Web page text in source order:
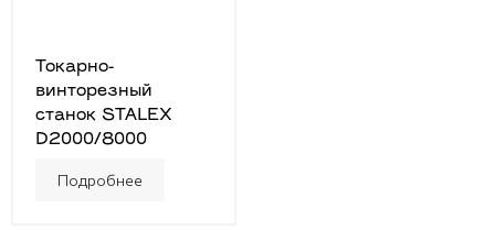
Токарно-
винторезный
станок STALEX
D2000/8000
Подробнее